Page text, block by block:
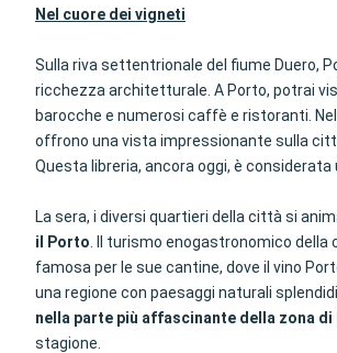
Nel cuore dei vigneti
Sulla riva settentrionale del fiume Duero,
ricchezza architetturale. A Porto, potrai
barocche e numerosi caffè e ristoranti.
offrono una vista impressionante sulla
Questa libreria, ancora oggi, è
La sera, i diversi quartieri della città si
il Porto . Il turismo enogastronomico
famosa per le sue cantine, dove il vino
una regione con paesaggi naturali
nella parte più affascinante della zona di
stagione.